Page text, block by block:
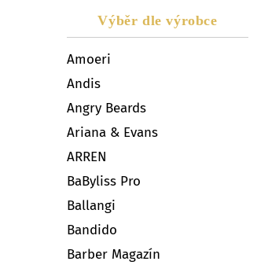
Výběr dle výrobce
Amoeri
Andis
Angry Beards
Ariana & Evans
ARREN
BaByliss Pro
Ballangi
Bandido
Barber Magazín